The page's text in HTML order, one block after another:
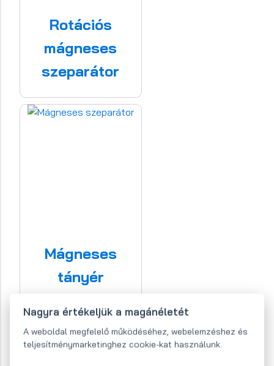
Rotációs
mágneses
szeparátor
Mágneses
tányér
Nagyra értékeljük a magánéletét
A weboldal megfelelő működéséhez, webelemzéshez és
teljesítménymarketinghez cookie-kat használunk.